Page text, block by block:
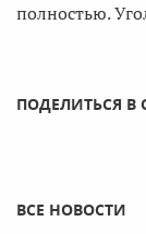
полностью.
ПОДЕЛИТЬСЯ В
ВСЕ НОВОСТИ